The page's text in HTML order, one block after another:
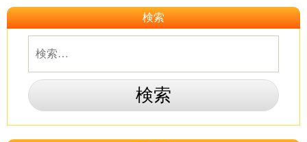
検索